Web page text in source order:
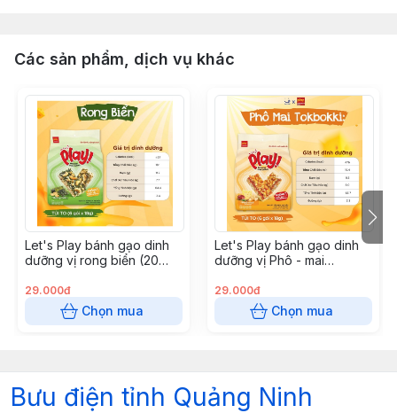
Các sản phẩm, dịch vụ khác
Let's Play bánh gạo dinh
dưỡng vị rong biển (20
29.000đ
Chọn mua
Let's Play bánh gạo dinh
dưỡng vị Phô - mai
29.000đ
Chọn mua
Bưu điện tỉnh Quảng Ninh